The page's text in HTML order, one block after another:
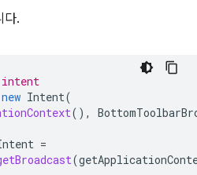
다.
intent
new Intent(
(),
=
(